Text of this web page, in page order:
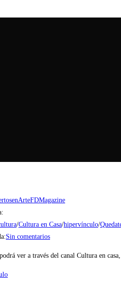
/Cultura en Casa/hipervínculo/
Sin comentarios
ver a través del canal Cultura en